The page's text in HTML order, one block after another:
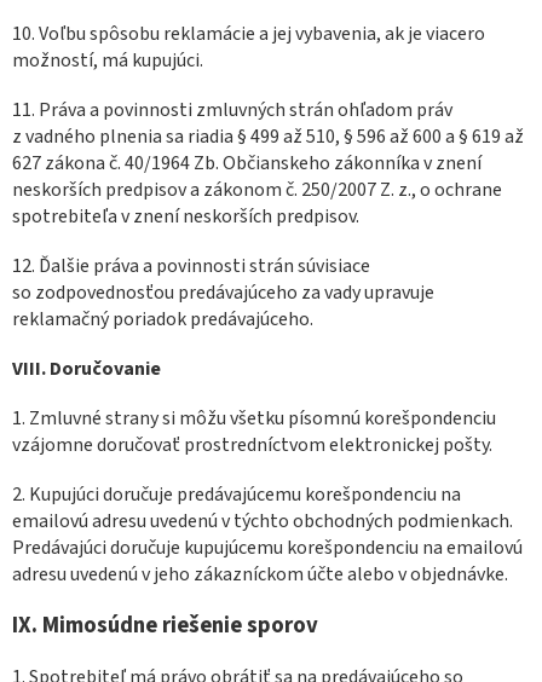
10. Voľbu spôsobu reklamácie a jej vybavenia, ak je viacero
možností, má kupujúci.
11. Práva a povinnosti zmluvných strán ohľadom práv
z vadného plnenia sa riadia § 499 až 510, § 596 až 600 a § 619 až
627 zákona č. 40/1964 Zb. Občianskeho zákonníka v znení
neskorších predpisov a zákonom č. 250/2007 Z. z., o ochrane
spotrebiteľa v znení neskorších predpisov.
12. Ďalšie práva a povinnosti strán súvisiace
so zodpovednosťou predávajúceho za vady upravuje
reklamačný poriadok predávajúceho.
VIII.Doručovanie
1. Zmluvné strany si môžu všetku písomnú korešpondenciu
vzájomne doručovať prostredníctvom elektronickej pošty.
2. Kupujúci doručuje predávajúcemu korešpondenciu na
emailovú adresu uvedenú v týchto obchodných podmienkach.
Predávajúci doručuje kupujúcemu korešpondenciu na emailovú
adresu uvedenú v jeho zákazníckom účte alebo v objednávke.
IX. Mimosúdne riešenie sporov